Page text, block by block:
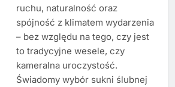
ruchu, naturalność oraz
spójność z klimatem wydarzenia
– bez względu na tego, czy jest
to tradycyjne wesele, czy
kameralna uroczystość.
Świadomy wybór sukni ślubnej